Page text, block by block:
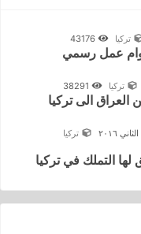
تركيا
عمل رسمي
تركيا
العراق الى تركيا
تركيا
لها التملك في تركيا